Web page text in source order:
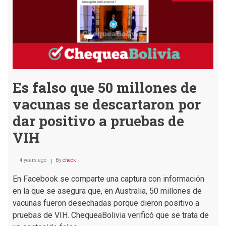
Es falso que 50 millones de
vacunas se descartaron por
dar positivo a pruebas de
VIH
4 years ago Bycheck
En Facebook se comparte una captura con información
en la que se asegura que, en Australia, 50 millones de
vacunas fueron desechadas porque dieron positivo a
pruebas de VIH. ChequeaBolivia verificó que se trata de